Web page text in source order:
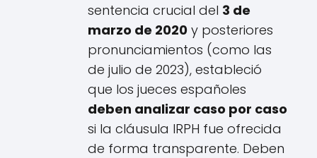
sentencia crucial del 3 de
marzo de 2020 y posteriores
pronunciamientos (como las
de julio de 2023), estableció
que los jueces españoles
deben analizar caso por caso
si la cláusula IRPH fue ofrecida
de forma transparente. Deben